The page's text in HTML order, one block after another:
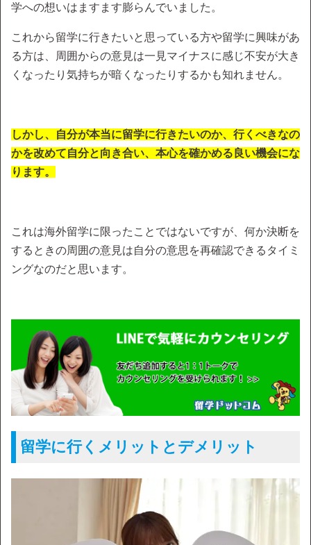
学への想いはますます膨らんでいました。
これから留学に行きたいと思っている方や留学に興味があ
る方は、周囲からの意見は一見マイナスに感じ不安が大き
くなったり気持ちが暗くなったりするかも知れません。
しかし、自分が本当に留学に行きたいのか、行くべきなの
かを改めて自分と向き合い、本心を確かめる良い機会にな
ります。
これは海外留学に限ったことではないですが、何か決断を
するときの周囲の意見は自分の意思を再確認できるタイミ
ングなのだと思います。
留学に行くメリットとデメリット